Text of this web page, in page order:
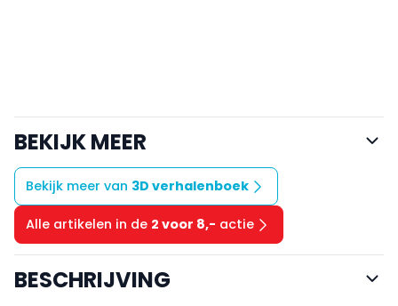
BEKIJK MEER
Bekijk meer van 3D verhalenboek
Alle artikelen in de 2 voor 8,- actie
BESCHRIJVING